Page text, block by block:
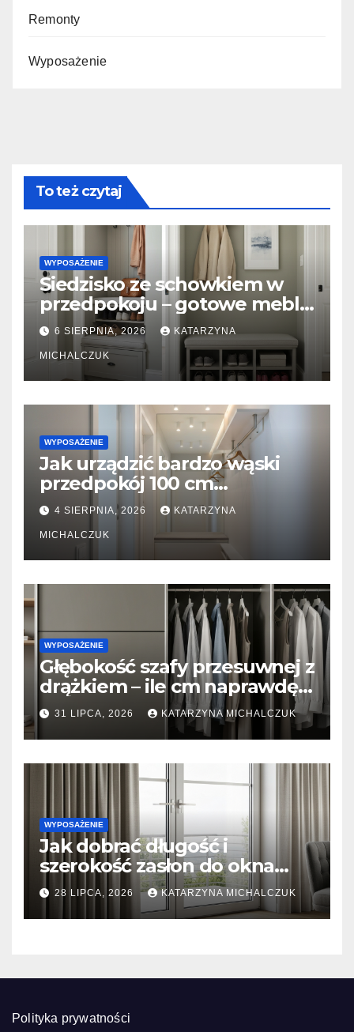
Remonty
Wyposażenie
To też czytaj
WYPOSAŻENIE
Siedzisko ze schowkiem w
przedpokoju – gotowe meble
vs. zabudowa stolarska na
wymiar
6 SIERPNIA, 2026 KATARZYNA
MICHALCZUK
WYPOSAŻENIE
Jak urządzić bardzo wąski
przedpokój 100 cm
szerokości? Triki z lustrami i
płytkimi meblami
4 SIERPNIA, 2026 KATARZYNA
MICHALCZUK
WYPOSAŻENIE
Głębokość szafy przesuwnej z
drążkiem – ile cm naprawdę
potrzeba, żeby ubrania się nie
gniotły?
31 LIPCA, 2026 KATARZYNA MICHALCZUK
WYPOSAŻENIE
Jak dobrać długość i
szerokość zasłon do okna
tarasowego? Prosty
kalkulator marszczenia
28 LIPCA, 2026 KATARZYNA MICHALCZUK
Polityka prywatności